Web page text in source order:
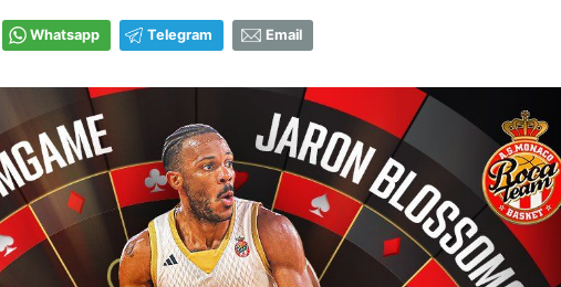
Whatsapp Telegram Email